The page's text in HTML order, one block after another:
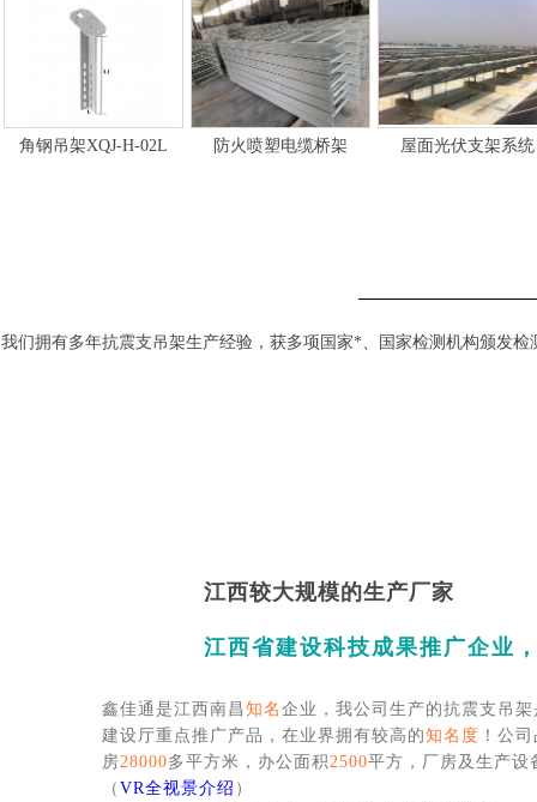
角钢吊架XQJ-H-02L 防火喷塑电缆桥架 屋面光伏支架系统
我们拥有多年抗震支吊架生产经验，获多项国家*、国家检测机构颁发
江西较大规模的生产厂家
江西省建设科技成果推广企业
鑫佳通是江西南昌 知名 企业，我公司生产的抗震支吊
建设厅重点推广产品，在业界拥有较高的知名度 ！公
房28000多平方米，办公面积2500平方，厂房及生产设
（ VR全视景介绍 ）